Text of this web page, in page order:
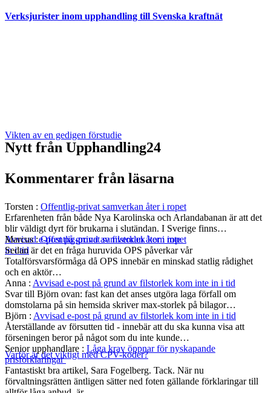
Verksjurister inom upphandling till Svenska kraftnät
Vikten av en gedigen förstudie
Avvisad e-post på grund av filstorlek kom inte
in i tid
Varför är det viktigt med CPV-koder?
Nytt från Upphandling24
Kommentarer från läsarna
Torsten : Offentlig-privat samverkan åter i ropet
Erfarenheten från både Nya Karolinska och Arlandabanan är att det
blir väldigt dyrt för brukarna i slutändan. I Sverige finns…
Marcus:Offentlig-privat samverkan åter i ropet
Sedan är det en fråga huruvida OPS påverkar vår
Totalförsvarsförmåga då OPS innebär en minskad statlig rådighet
och en aktör…
Anna : Avvisad e-post på grund av filstorlek kom inte in i tid
Svar till Björn ovan: fast kan det anses utgöra laga förfall om
domstolarna på sin hemsida skriver max-storlek på bilagor…
Björn : Avvisad e-post på grund av filstorlek kom inte in i tid
Återställande av försutten tid - innebär att du ska kunna visa att
förseningen beror på något som du inte kunde…
Senior upphandlare : Låga krav öppnar för nyskapande
prisförklaringar
Fantastiskt bra artikel, Sara Fogelberg. Tack. När nu
förvaltningsrätten äntligen sätter ned foten gällande förklaringar till